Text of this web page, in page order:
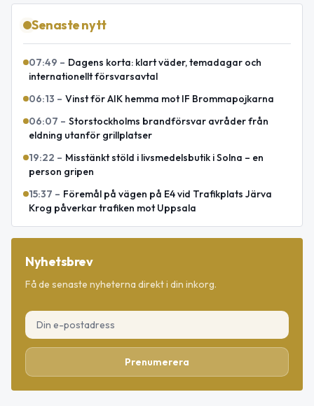
Senaste nytt
07:49 – Dagens korta: klart väder, temadagar och
internationellt försvarsavtal
06:13 – Vinst för AIK hemma mot IF Brommapojkarna
06:07 – Storstockholms brandförsvar avråder från
eldning utanför grillplatser
19:22 – Misstänkt stöld i livsmedelsbutik i Solna – en
person gripen
15:37 – Föremål på vägen på E4 vid Trafikplats Järva
Krog påverkar trafiken mot Uppsala
Nyhetsbrev
Få de senaste nyheterna direkt i din inkorg.
Prenumerera